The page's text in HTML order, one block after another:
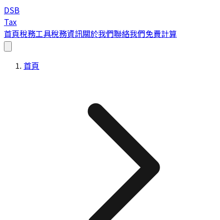
DSB
Tax
首頁稅務工具稅務資訊關於我們聯絡我們免費計算
首頁